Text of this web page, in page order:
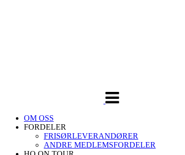
OM OSS
FORDELER
FRISØRLEVERANDØRER
ANDRE MEDLEMSFORDELER